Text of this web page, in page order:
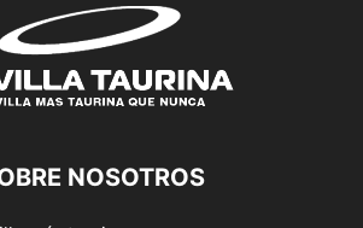
NOSOTROS